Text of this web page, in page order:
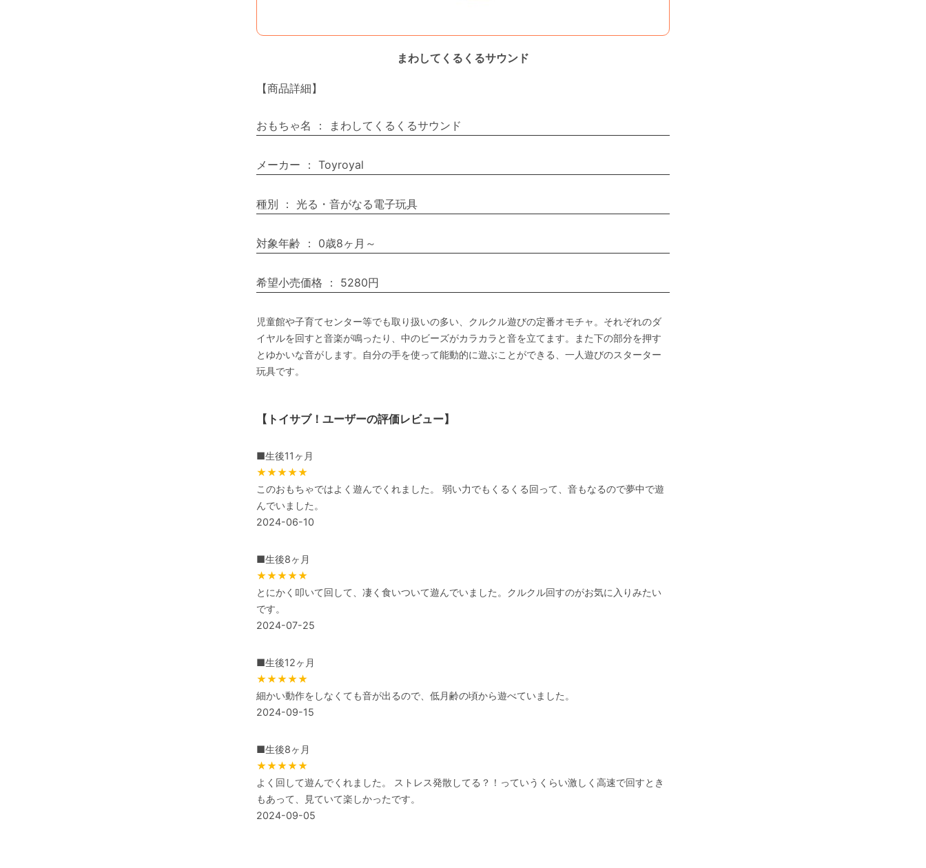
まわしてくるくるサウンド
【商品詳細】
おもちゃ名 ： まわしてくるくるサウンド
メーカー ： Toyroyal
種別 ： 光る・音がなる電子玩具
対象年齢 ： 0歳8ヶ月～
希望小売価格 ： 5280円
児童館や子育てセンター等でも取り扱いの多い、クルクル遊びの定番オモチャ。それぞれのダ
イヤルを回すと音楽が鳴ったり、中のビーズがカラカラと音を立てます。また下の部分を押す
とゆかいな音がします。自分の手を使って能動的に遊ぶことができる、一人遊びのスターター
玩具です。
【トイサブ！ユーザーの評価レビュー】
■生後11ヶ月
★★★★★
このおもちゃではよく遊んでくれました。 弱い力でもくるくる回って、音もなるので夢中で遊
んでいました。
2024-06-10
■生後8ヶ月
★★★★★
とにかく叩いて回して、凄く食いついて遊んでいました。クルクル回すのがお気に入りみたい
です。
2024-07-25
■生後12ヶ月
★★★★★
細かい動作をしなくても音が出るので、低月齢の頃から遊べていました。
2024-09-15
■生後8ヶ月
★★★★★
よく回して遊んでくれました。 ストレス発散してる？！っていうくらい激しく高速で回すとき
もあって、見ていて楽しかったです。
2024-09-05